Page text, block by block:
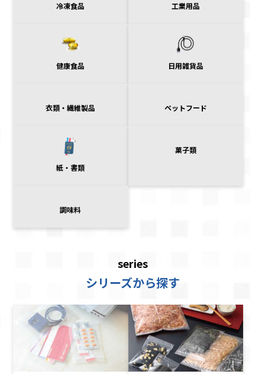
冷凍食品 工業用品
健康食品 日用雑貨品
衣類・繊維製品 ペットフード
紙・書類
菓子類
調味料
series
シリーズから探す